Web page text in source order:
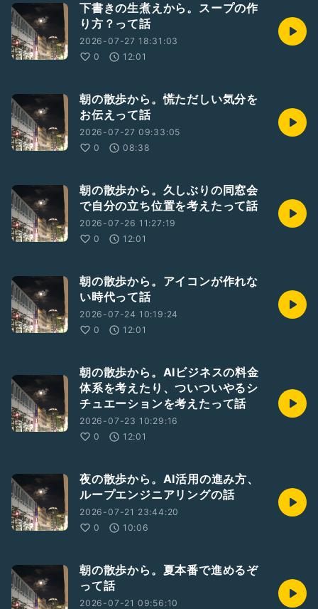
下書きの生煮えから。スープの作
り方？って話
2026-07-27 18:31:03
0
12:01
朝の散歩から。慌ただしい気分を
お伝えって話
2026-07-27 09:33:05
0
08:38
朝の散歩から。久しぶりの同窓会
で自分の立ち位置を考えたって話
2026-07-26 11:27:19
0
12:01
朝の散歩から。アイコンが作れな
い時代って話
2026-07-24 10:19:24
0
12:01
朝の散歩から。AIビジネスの料金
体系を考えたり、ついついやるシ
チュエーションを考えたって話
2026-07-23 10:29:16
0
12:01
夜の散歩から。AI活用の進み方、
ループエンジニアリングの話
2026-07-21 23:44:20
0
10:06
朝の散歩から。夏本番で進めるぞ
って話
2026-07-21 09:56:10